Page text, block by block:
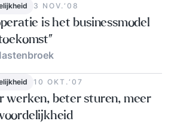
3 NOV.‘08
is het businessmodel
10 OKT.‘07
werken, beter sturen, meer